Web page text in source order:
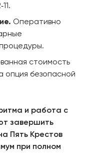
Оперативно
стоимость
опция безопасной
и работа с
завершить
Пять Крестов
при полном